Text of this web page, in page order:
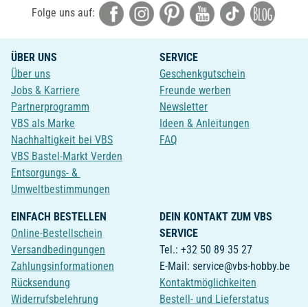
Folge uns auf:
ÜBER UNS
Über uns
Jobs & Karriere
Partnerprogramm
VBS als Marke
Nachhaltigkeit bei VBS
VBS Bastel-Markt Verden
Entsorgungs- &
Umweltbestimmungen
SERVICE
Geschenkgutschein
Freunde werben
Newsletter
Ideen & Anleitungen
FAQ
EINFACH BESTELLEN
Online-Bestellschein
Versandbedingungen
Zahlungsinformationen
Rücksendung
Widerrufsbelehrung
DEIN KONTAKT ZUM VBS
SERVICE
Tel.: +32 50 89 35 27
E-Mail: service@vbs-hobby.be
Kontaktmöglichkeiten
Bestell- und Lieferstatus